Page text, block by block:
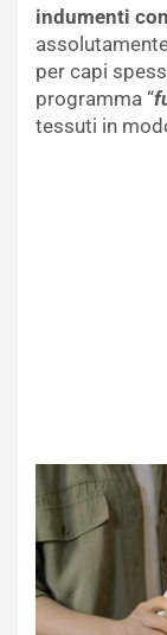
indumenti
per capi
programma “
tessuti in